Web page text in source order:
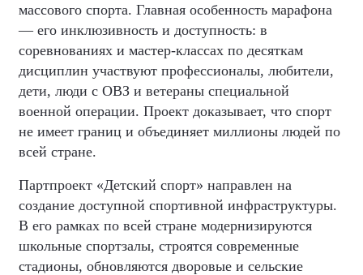
массового спорта. Главная особенность марафона
— его инклюзивность и доступность: в
соревнованиях и мастер-классах по десяткам
дисциплин участвуют профессионалы, любители,
дети, люди с ОВЗ и ветераны специальной
военной операции. Проект доказывает, что спорт
не имеет границ и объединяет миллионы людей по
всей стране.
Партпроект «Детский спорт» направлен на
создание доступной спортивной инфраструктуры.
В его рамках по всей стране модернизируются
школьные спортзалы, строятся современные
стадионы, обновляются дворовые и сельские